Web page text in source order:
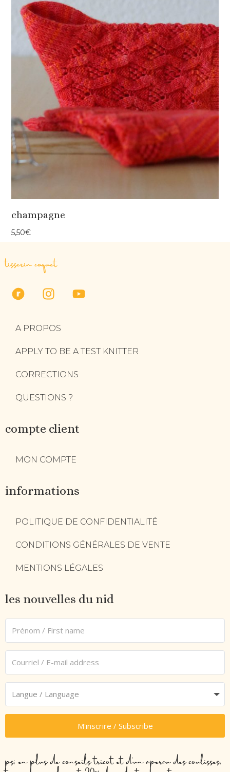
champagne
5,50€
tisserin coquet
A PROPOS
APPLY TO BE A TEST KNITTER
CORRECTIONS
QUESTIONS ?
compte client
MON COMPTE
informations
POLITIQUE DE CONFIDENTIALITÉ
CONDITIONS GÉNÉRALES DE VENTE
MENTIONS LÉGALES
les nouvelles du nid
M'inscrire / Subscribe
ps: en plus de conseils tricot et d’un aperçu des coulisses,